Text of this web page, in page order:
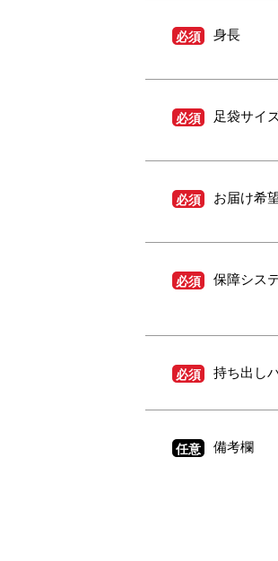
必須 身長
必須 足袋サイ
必須 お届け希
必須 保障シス
必須 持ち出し
任意 備考欄